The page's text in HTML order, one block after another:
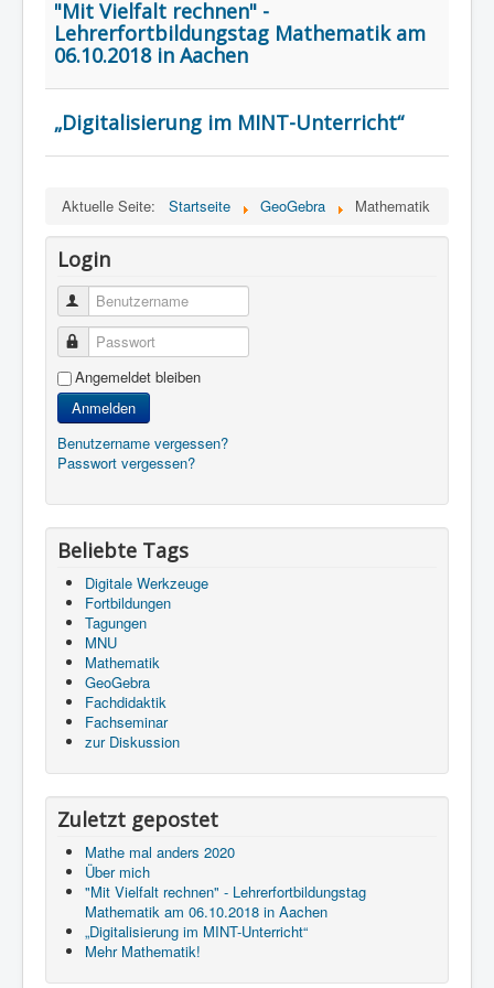
"Mit Vielfalt rechnen"​ -
Lehrerfortbildungstag Mathematik am
06.10.2018 in Aachen
„Digitalisierung im MINT-Unterricht“
Aktuelle Seite: Startseite GeoGebra Mathematik
Login
Benutzername
Passwort
Angemeldet bleiben
Anmelden
Benutzername vergessen?
Passwort vergessen?
Beliebte Tags
Digitale Werkzeuge
Fortbildungen
Tagungen
MNU
Mathematik
GeoGebra
Fachdidaktik
Fachseminar
zur Diskussion
Zuletzt gepostet
Mathe mal anders 2020
Über mich
"Mit Vielfalt rechnen"​ - Lehrerfortbildungstag
Mathematik am 06.10.2018 in Aachen
„Digitalisierung im MINT-Unterricht“
Mehr Mathematik!